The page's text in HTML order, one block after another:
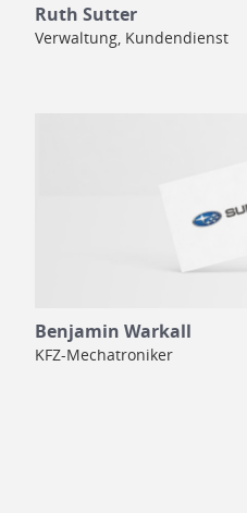
Ruth Sutter
Verwaltung, Kundendienst
Benjamin Warkall
KFZ-Mechatroniker